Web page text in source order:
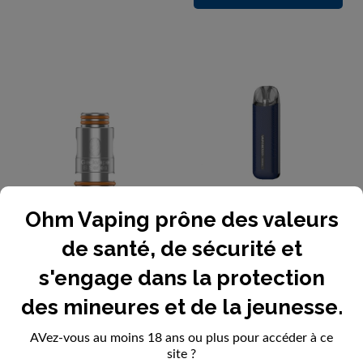
Ohm Vaping prône des valeurs
de santé, de sécurité et
s'engage dans la protection
des mineures et de la jeunesse.
AVez-vous au moins 18 ans ou plus pour accéder à ce
site ?
Resistance Boost Coil
Geekvape
3,90 €
Kit Pod Osmall |
Vaporesso...